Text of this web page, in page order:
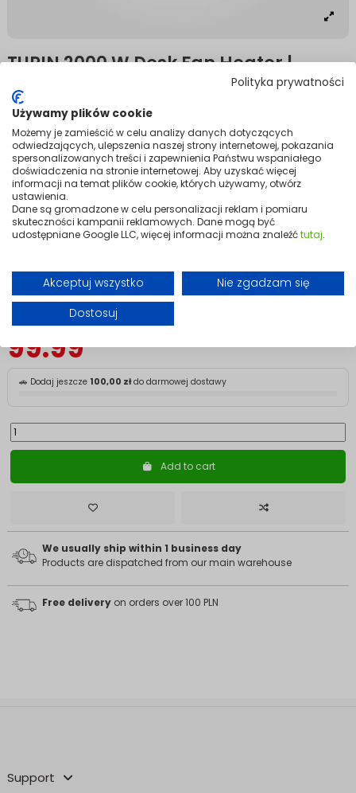
Polityka prywatności
Używamy plików cookie
Możemy je zamieścić w celu analizy danych dotyczących
odwiedzających, ulepszenia naszej strony internetowej, pokazania
spersonalizowanych treści i zapewnienia Państwu wspaniałego
doświadczenia na stronie internetowej. Aby uzyskać więcej
informacji na temat plików cookie, których używamy, otwórz
ustawienia.
Dane są gromadzone w celu personalizacji reklam i pomiaru
skuteczności kampanii reklamowych. Dane mogą być
udostępniane Google LLC, więcej informacji można znaleźćtutaj.
Akceptuj wszystko
Nie zgadzam się
Dostosuj
TURIN 2000 W Desk Fan Heater |
Compact, White
Compact warmth for everyday spaces.
Small enough for a desk, powerful enough to heat a room. The TURIN
2000 W warms spaces up to 20 m² quickly and efficiently — ideal for a
bedroom, home office, or living room corner that needs a reliable
boost on colder days.
Multiple operating modes include a cool air setting, making it just as
useful in summer as it is in winter. The clean white casing keeps it
looking at home in any modern interior, and overheat protection with a
Stylish, practical, and always ready when the temperature drops.
en Etykieta produktów dostępnych w magazynie
99.99
🚗 Dodaj jeszcze 100,00 złdo darmowej dostawy
Add to cart
We usually ship within 1 business day
Products are dispatched from our main warehouse
Free delivery on orders over 100 PLN
Support